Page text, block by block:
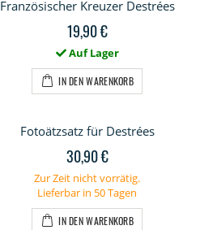
Französischer Kreuzer Destrées
19,90 €
Auf Lager
IN DEN WARENKORB
Fotoätzsatz für Destrées
30,90 €
Zur Zeit nicht vorrätig.
Lieferbar in 50 Tagen
IN DEN WARENKORB